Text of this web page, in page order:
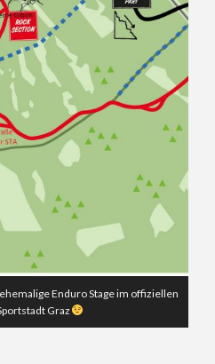
Enduro Stage im offiziellen
Graz